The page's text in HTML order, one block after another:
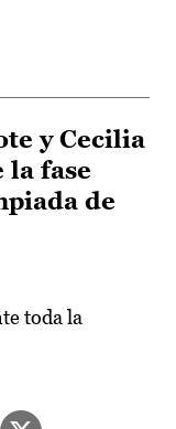
y Cecilia
la fase
de
toda la